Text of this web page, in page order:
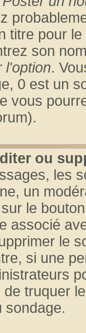
titre pour
son
l'option.
0 est un
vous
ou
les
un
le
associé
le
si une
truquer
sondage.